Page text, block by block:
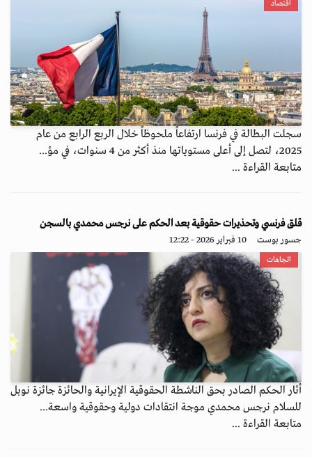
اقتصاد
سجلت البطالة في فرنسا ارتفاعاً ملحوظاً خلال الربع الرابع من عام
2025، لتصل إلى أعلى مستوياتها منذ أكثر من 4 سنوات، في مؤ...
متابعة القراءة ...
قلق فرنسي وتحذيرات حقوقية بعد الحكم على نرجس محمدي بالسجن
جسور بوست 10 فبراير 2026 - 12:22
اتجاهات
أثار الحكم الصادر بحق الناشطة الحقوقية الإيرانية والحائزة جائزة نوبل
للسلام نرجس محمدي موجة انتقادات دولية وحقوقية واسعة...
متابعة القراءة ...